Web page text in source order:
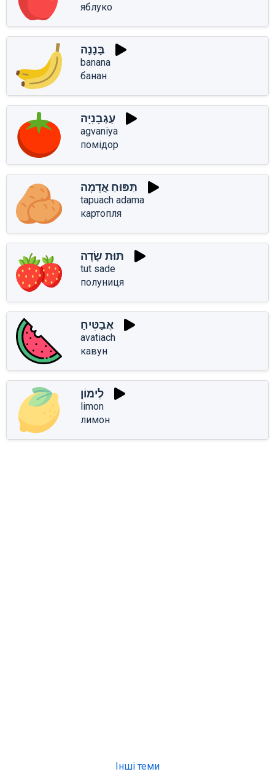
яблуко
בָּנָנָה
banana
банан
עַגְבָנִיָּה
agvaniya
помідор
תַּפּוּחַ אֲדָמָה
tapuach adama
картопля
תּוּת שָׂדֶה
tut sade
полуниця
אֲבַטִּיחַ
avatiach
кавун
לִימוֹן
limon
лимон
Інші теми